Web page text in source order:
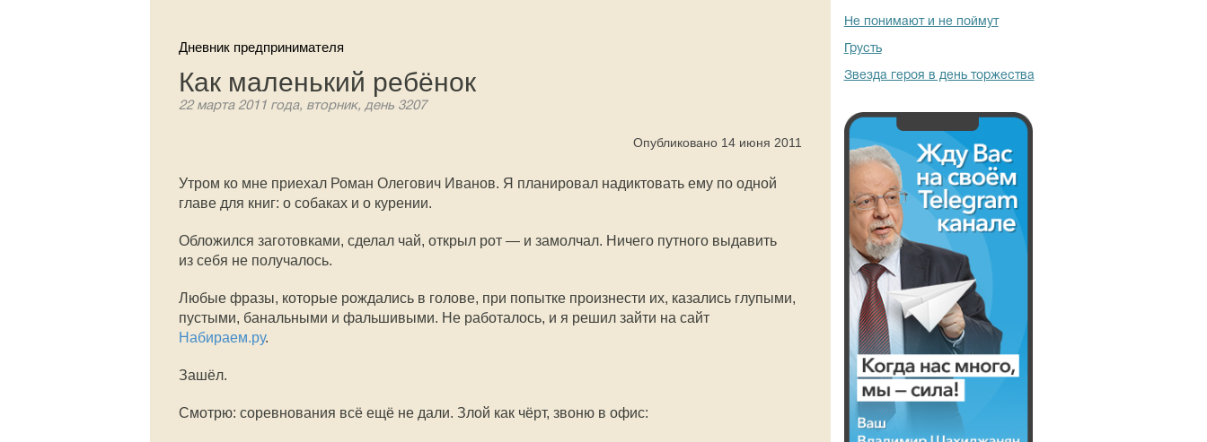
Дневник предпринимателя
Как маленький ребёнок
22 марта 2011 года, вторник, день 3207
Опубликовано 14 июня 2011
Утром ко мне приехал Роман Олегович Иванов. Я планировал надиктовать ему по одной
главе для книг: о собаках и о курении.
Обложился заготовками, сделал чай, открыл рот — и замолчал. Ничего путного выдавить
из себя не получалось.
Любые фразы, которые рождались в голове, при попытке произнести их, казались глупыми,
пустыми, банальными и фальшивыми. Не работалось, и я решил зайти на сайт
Набираем.ру.
Зашёл.
Смотрю: соревнования всё ещё не дали. Злой как чёрт, звоню в офис:
Не понимают и не поймут
Грусть
Звезда героя в день торжества